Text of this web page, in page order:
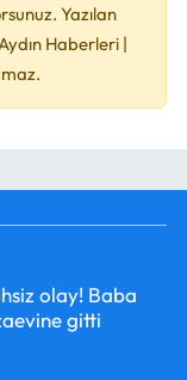
Yazılan
Haberleri |
olay! Baba
gitti